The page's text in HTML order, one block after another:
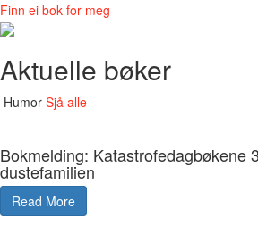
Finn ei bok for meg
Aktuelle bøker
Humor Sjå alle
Bokmelding: Katastrofedagbøkene
dustefamilien
Read More